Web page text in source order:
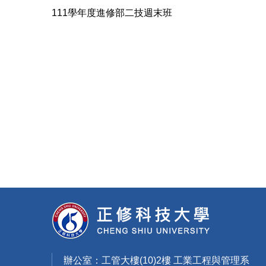
111學年度進修部二技週末班
辦公室：工管大樓(10)2樓 工業工程與管理系